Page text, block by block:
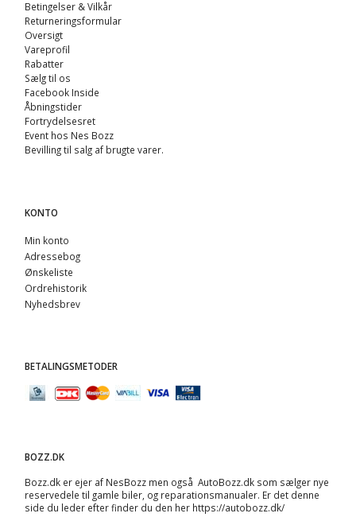
Betingelser & Vilkår
Returneringsformular
Oversigt
Vareprofil
Rabatter
Sælg til os
Facebook Inside
Åbningstider
Fortrydelsesret
Event hos Nes Bozz
Bevilling til salg af brugte varer.
KONTO
Min konto
Adressebog
Ønskeliste
Ordrehistorik
Nyhedsbrev
BETALINGSMETODER
BOZZ.DK
Bozz.dk er ejer af NesBozz men også AutoBozz.dk som sælger nye
reservedele til gamle biler, og reparationsmanualer. Er det denne
side du leder efter finder du den her https://autobozz.dk/